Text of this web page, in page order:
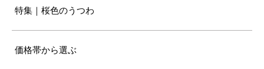
特集｜桜色のうつわ
価格帯から選ぶ